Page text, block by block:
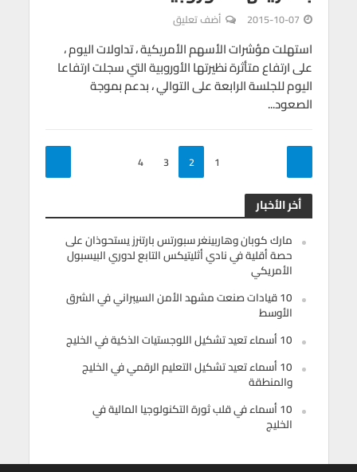
2015-10-07 أضف تعليق
استهلت مؤشرات الأسهم الأمريكية ، تداولات اليوم ،
على ارتفاع متأثرة نظيرتها الأوروبية التي سجلت ارتفاعا
اليوم للجلسة الرابعة على التوالي ، بدعم بموجة
الصعود...
1
2
3
4
أخر الأخبار
مارك كوبان وهاربينغر سبورتس بارتنرز يستحوذان على
حصة أقلية في نادي أثليتيكس التابع لدوري البيسبول
الأمريكي
10 قيادات صنعت مشهد الأمن السيبراني في الشرق
الأوسط
10 أسماء تعيد تشكيل اللوجستيات الذكية في الخليج
10 أسماء تعيد تشكيل التعليم الرقمي في الخليج
والمنطقة
10 أسماء في قلب ثورة التكنولوجيا المالية في
الخليج